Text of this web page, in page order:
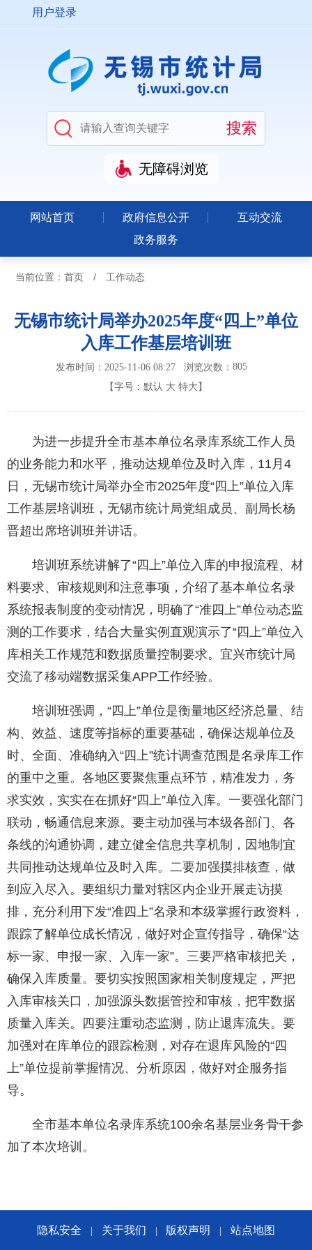
用户登录
无障碍浏览
网站首页 政府信息公开
互动交流
政务服务
当前位置： 首页 / 工作动态
无锡市统计局举办2025年度“四上”单位
入库工作基层培训班
发布时间：2025-11-06 08:27 浏览次数： 805
【字号： 默认 大 特大 】
为进一步提升全市基本单位名录库系统工作人员
的业务能力和水平，推动达规单位及时入库，11月4
日，无锡市统计局举办全市2025年度“四上”单位入库
工作基层培训班，无锡市统计局党组成员、副局长杨
晋超出席培训班并讲话。
培训班系统讲解了“四上”单位入库的申报流程、材
料要求、审核规则和注意事项，介绍了基本单位名录
系统报表制度的变动情况，明确了“准四上”单位动态监
测的工作要求，结合大量实例直观演示了“四上”单位入
库相关工作规范和数据质量控制要求。宜兴市统计局
交流了移动端数据采集APP工作经验。
培训班强调，“四上”单位是衡量地区经济总量、结
构、效益、速度等指标的重要基础，确保达规单位及
时、全面、准确纳入“四上”统计调查范围是名录库工作
的重中之重。各地区要聚焦重点环节，精准发力，务
求实效，实实在在抓好“四上”单位入库。一要强化部门
联动，畅通信息来源。要主动加强与本级各部门、各
条线的沟通协调，建立健全信息共享机制，因地制宜
共同推动达规单位及时入库。二要加强摸排核查，做
到应入尽入。要组织力量对辖区内企业开展走访摸
排，充分利用下发“准四上”名录和本级掌握行政资料，
跟踪了解单位成长情况，做好对企宣传指导，确保“达
标一家、申报一家、入库一家”。三要严格审核把关，
确保入库质量。要切实按照国家相关制度规定，严把
入库审核关口，加强源头数据管控和审核，把牢数据
质量入库关。四要注重动态监测，防止退库流失。要
加强对在库单位的跟踪检测，对存在退库风险的“四
上”单位提前掌握情况、分析原因，做好对企服务指
导。
全市基本单位名录库系统100余名基层业务骨干参
加了本次培训。
隐私安全 关于我们 版权声明 站点地图